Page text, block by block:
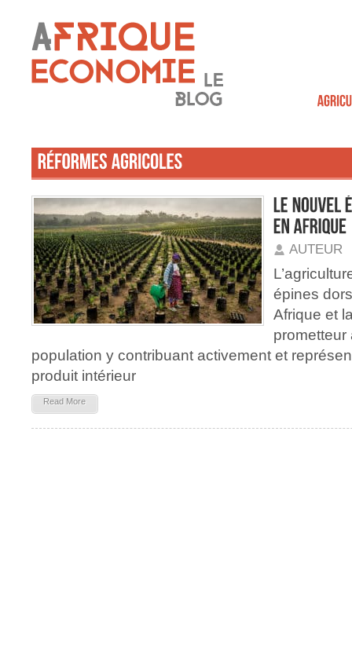
AUTEUR
épines
Afrique et
prometteur
population y contribuant activement et
produit intérieur
Read More